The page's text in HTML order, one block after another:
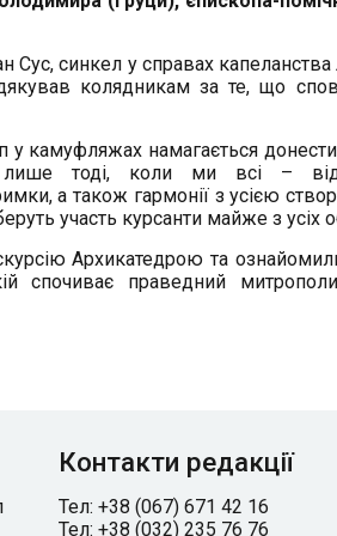
Сус, синкел у справах
колядникам за те, що
камуфляжах намагається
лише тоді, коли ми всі –
а також гармонії з усією
участь курсанти майже з усіх
Архикатедрою та
спочиває праведний
Контакти редакції
Тел: +38 (067) 671 42 16
Тел: +38 (032) 235 76 76